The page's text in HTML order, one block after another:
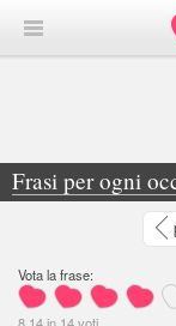
Frasi per ogni
»Non fartelo bastare più,
Vota la frase: